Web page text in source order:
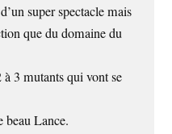
super spectacle mais
que du domaine du
3 mutants qui vont se
beau Lance.